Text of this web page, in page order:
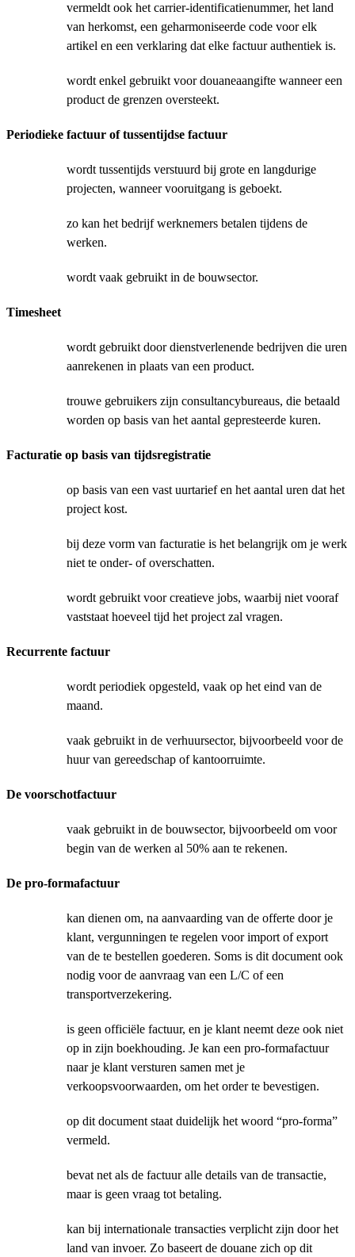
vermeldt ook het carrier-identificatienummer, het land
van herkomst, een geharmoniseerde code voor elk
artikel en een verklaring dat elke factuur authentiek is.
wordt enkel gebruikt voor douaneaangifte wanneer een
product de grenzen oversteekt.
Periodieke factuur of tussentijdse factuur
wordt tussentijds verstuurd bij grote en langdurige
projecten, wanneer vooruitgang is geboekt.
zo kan het bedrijf werknemers betalen tijdens de
werken.
wordt vaak gebruikt in de bouwsector.
Timesheet
wordt gebruikt door dienstverlenende bedrijven die uren
aanrekenen in plaats van een product.
trouwe gebruikers zijn consultancybureaus, die betaald
worden op basis van het aantal gepresteerde kuren.
Facturatie op basis van tijdsregistratie
op basis van een vast uurtarief en het aantal uren dat het
project kost.
bij deze vorm van facturatie is het belangrijk om je werk
niet te onder- of overschatten.
wordt gebruikt voor creatieve jobs, waarbij niet vooraf
vaststaat hoeveel tijd het project zal vragen.
Recurrente factuur
wordt periodiek opgesteld, vaak op het eind van de
maand.
vaak gebruikt in de verhuursector, bijvoorbeeld voor de
huur van gereedschap of kantoorruimte.
De voorschotfactuur
vaak gebruikt in de bouwsector, bijvoorbeeld om voor
begin van de werken al 50% aan te rekenen.
De pro-formafactuur
kan dienen om, na aanvaarding van de offerte door je
klant, vergunningen te regelen voor import of export
van de te bestellen goederen. Soms is dit document ook
nodig voor de aanvraag van een L/C of een
transportverzekering.
is geen officiële factuur, en je klant neemt deze ook niet
op in zijn boekhouding. Je kan een pro-formafactuur
naar je klant versturen samen met je
verkoopsvoorwaarden, om het order te bevestigen.
op dit document staat duidelijk het woord “pro-forma”
vermeld.
bevat net als de factuur alle details van de transactie,
maar is geen vraag tot betaling.
kan bij internationale transacties verplicht zijn door het
land van invoer. Zo baseert de douane zich op dit